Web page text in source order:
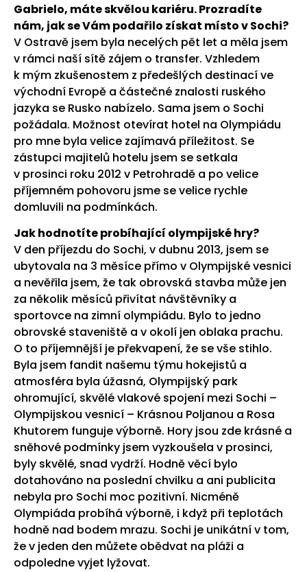
Gabrielo, máte skvělou kariéru. Prozradíte
nám, jak se Vám podařilo získat místo v Sochi?
V Ostravě jsem byla necelých pět let a měla jsem
v rámci naší sítě zájem o transfer. Vzhledem
k mým zkušenostem z předešlých destinací ve
východní Evropě a částečné znalosti ruského
jazyka se Rusko nabízelo. Sama jsem o Sochi
požádala. Možnost otevírat hotel na Olympiádu
pro mne byla velice zajímavá příležitost. Se
zástupci majitelů hotelu jsem se setkala
v prosinci roku 2012 v Petrohradě a po velice
příjemném pohovoru jsme se velice rychle
domluvili na podmínkách.
Jak hodnotíte probíhající olympijské hry?
V den příjezdu do Sochi, v dubnu 2013, jsem se
ubytovala na 3 měsíce přímo v Olympijské vesnici
a nevěřila jsem, že tak obrovská stavba může jen
za několik měsíců přivítat návštěvníky a
sportovce na zimní olympiádu. Bylo to jedno
obrovské staveniště a v okolí jen oblaka prachu.
O to příjemnější je překvapení, že se vše stihlo.
Byla jsem fandit našemu týmu hokejistů a
atmosféra byla úžasná, Olympijský park
ohromující, skvělé vlakové spojení mezi Sochi –
Olympijskou vesnicí – Krásnou Poljanou a Rosa
Khutorem funguje výborně. Hory jsou zde krásné a
sněhové podmínky jsem vyzkoušela v prosinci,
byly skvělé, snad vydrží. Hodně věcí bylo
dotahováno na poslední chvilku a ani publicita
nebyla pro Sochi moc pozitivní. Nicméně
Olympiáda probíhá výborně, i když při teplotách
hodně nad bodem mrazu. Sochi je unikátní v tom,
že v jeden den můžete obědvat na pláži a
odpoledne vyjet lyžovat.